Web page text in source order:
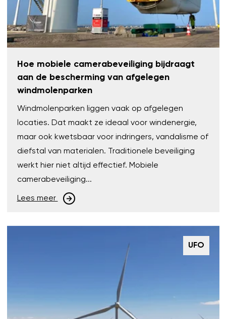
Hoe mobiele camerabeveiliging bijdraagt
aan de bescherming van afgelegen
windmolenparken
Windmolenparken liggen vaak op afgelegen
locaties. Dat maakt ze ideaal voor windenergie,
maar ook kwetsbaar voor indringers, vandalisme of
diefstal van materialen. Traditionele beveiliging
werkt hier niet altijd effectief. Mobiele
camerabeveiliging...
Lees meer
UFO